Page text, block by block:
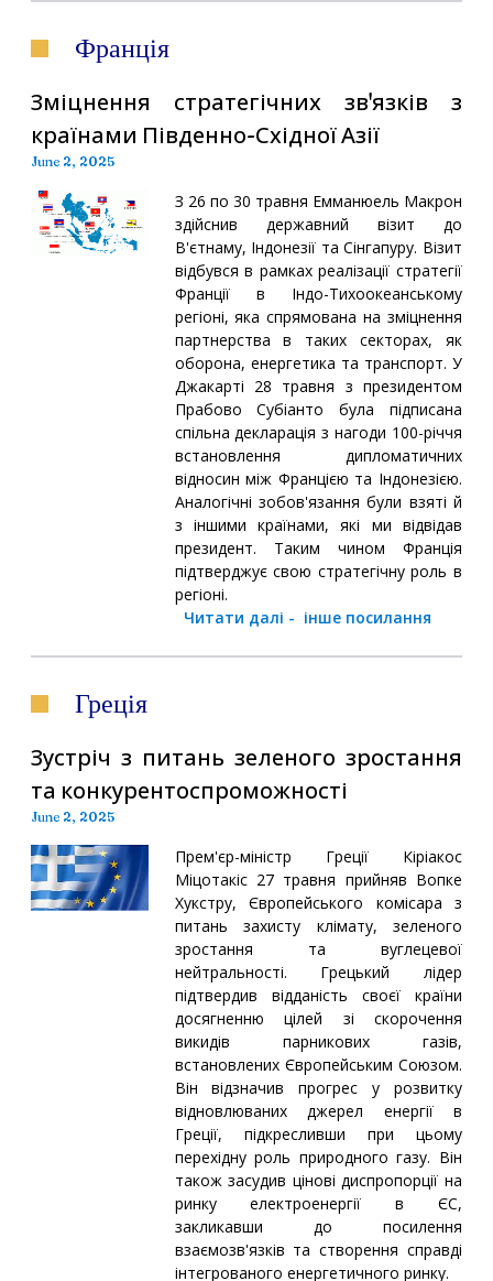
Франція
Зміцнення стратегічних зв'язків з
країнами Південно-Східної Азії
June 2, 2025
З 26 по 30 травня Емманюель Макрон
здійснив державний візит до
В'єтнаму, Індонезії та Сінгапуру. Візит
відбувся в рамках реалізації стратегії
Франції в Індо-Тихоокеанському
регіоні, яка спрямована на зміцнення
партнерства в таких секторах, як
оборона, енергетика та транспорт. У
Джакарті 28 травня з президентом
Прабово Субіанто була підписана
спільна декларація з нагоди 100-річчя
встановлення дипломатичних
відносин між Францією та Індонезією.
Аналогічні зобов'язання були взяті й
з іншими країнами, які ми відвідав
президент. Таким чином Франція
підтверджує свою стратегічну роль в
регіоні.
Читати далі - інше посилання
Греція
Зустріч з питань зеленого зростання
та конкурентоспроможності
June 2, 2025
Прем'єр-міністр Греції Кіріакос
Міцотакіс 27 травня прийняв Вопке
Хукстру, Європейського комісара з
питань захисту клімату, зеленого
зростання та вуглецевої
нейтральності. Грецький лідер
підтвердив відданість своєї країни
досягненню цілей зі скорочення
викидів парникових газів,
встановлених Європейським Союзом.
Він відзначив прогрес у розвитку
відновлюваних джерел енергії в
Греції, підкресливши при цьому
перехідну роль природного газу. Він
також засудив цінові диспропорції на
ринку електроенергії в ЄС,
закликавши до посилення
взаємозв'язків та створення справді
інтегрованого енергетичного ринку.